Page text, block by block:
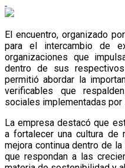
El encuentro, organizado
para el intercambio de
organizaciones que
dentro de sus
permitió abordar la
verificables que
sociales implementadas por
La empresa destacó que
a fortalecer una cultura de
mejora continua dentro de
que respondan a las